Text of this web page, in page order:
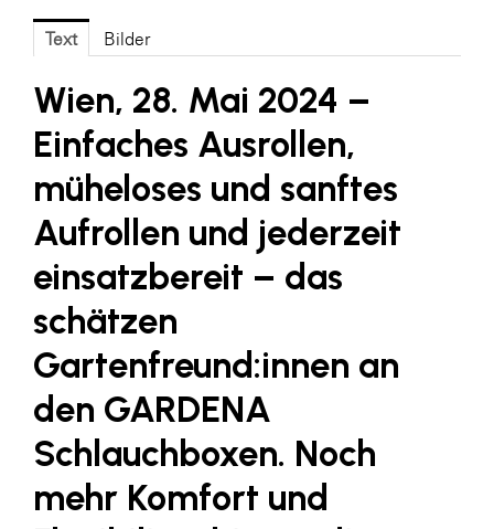
FG UBIT Salzburg
foodaffairs
Fressnapf
FRoSTA
FV Energierohstoff & Kraftstoff
Gardena
Gas Connect Austria
Bauvereinigungen
Getzner Werkstoffe
Heimat Österreich
ikp
Johnson & Johnson
Text Bilder
Wien, 28. Mai 2024 –
Einfaches Ausrollen,
müheloses und sanftes
Aufrollen und jederzeit
einsatzbereit – das
schätzen
Gartenfreund:innen an
den GARDENA
Schlauchboxen. Noch
mehr Komfort und